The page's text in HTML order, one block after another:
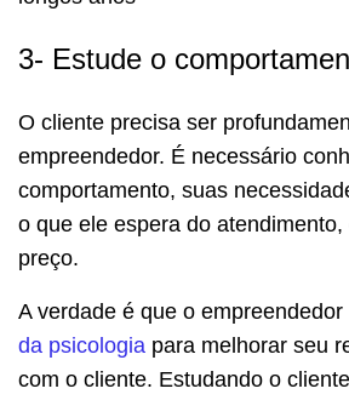
3- Estude o
O cliente precisa ser
empreendedor. É necessário
comportamento, suas
o que ele espera do
preço.
A verdade é que o
da psicologia para melhorar seu
com o cliente. Estudando o